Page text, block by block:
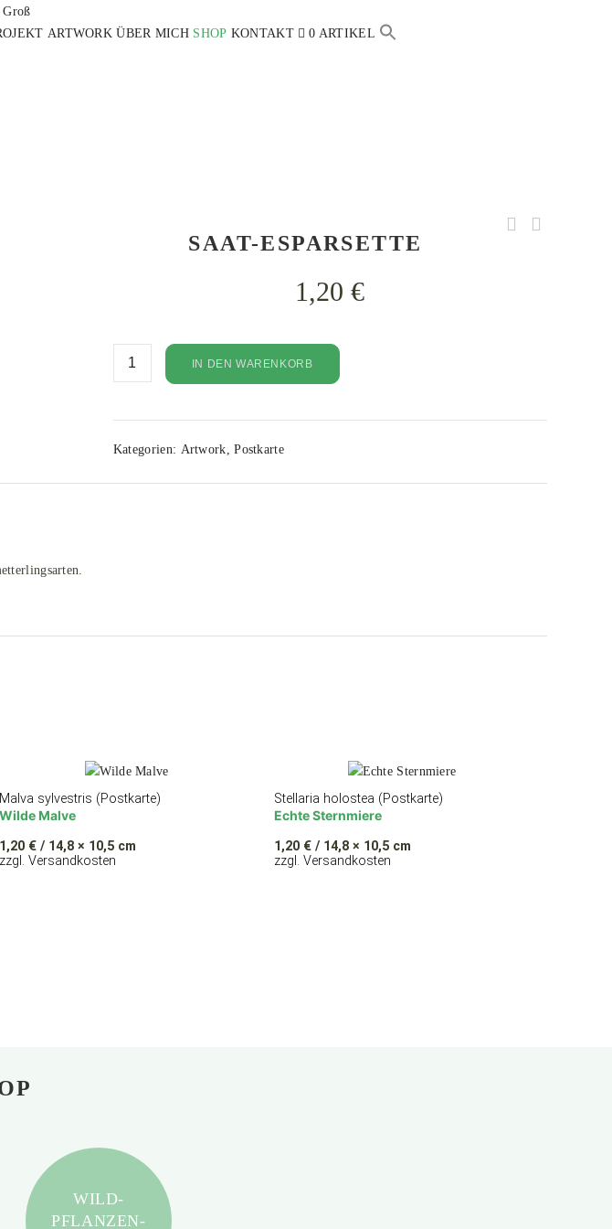
ARTWORK ÜBER MICH SHOP KONTAKT 0 ARTIKEL
SAAT-ESPARSETTE
1,20€
IN DEN WARENKORB
Kategorien: Artwork ,Postkarte
Malva sylvestris (Postkarte)
Wilde Malve
1,20 €/ 14,8 × 10,5 cm
zzgl. Versandkosten
Stellaria holostea (Postkarte)
Echte Sternmiere
1,20 €/ 14,8 × 10,5 cm
zzgl. Versandkosten
WILD-
PFLANZEN-